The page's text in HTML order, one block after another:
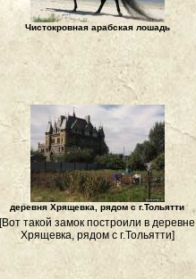
Чистокровная арабская лошадь
деревня Хрящевка, рядом с г.Тольятти
[Вот такой замок построили в деревне
Хрящевка, рядом с г.Тольятти]